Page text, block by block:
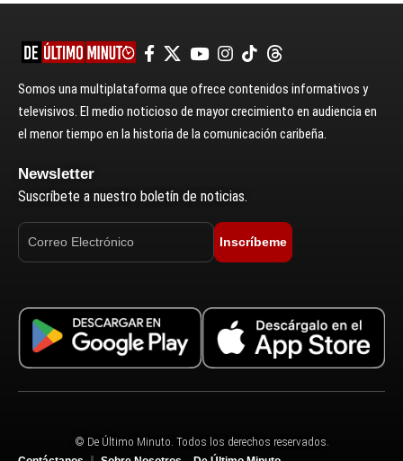
Somos una multiplataforma que ofrece contenidos informativos y
televisivos. El medio noticioso de mayor crecimiento en audiencia en
el menor tiempo en la historia de la comunicación caribeña.
Newsletter
Suscríbete a nuestro boletín de noticias.
Inscríbeme
© De Último Minuto. Todos los derechos reservados.